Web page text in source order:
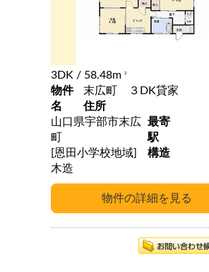
3DK / 58.48m 2
物件
名
末広町 ３DK貸家
住所
山口県宇部市末広
町
最寄
駅
[恩田小学校地域]
構造
木造